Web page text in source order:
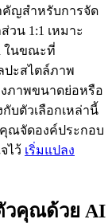
คัญสำหรับการจัด
น 1:1 เหมาะ
ในขณะที่
ปะสไตล์ภาพ
ภาพขนาดย่อหรือ
บตัวเลือกเหล่านี้
ณจัดองค์ประกอบ
ไว้ เริ่มแปลง
วคุณด้วย AI